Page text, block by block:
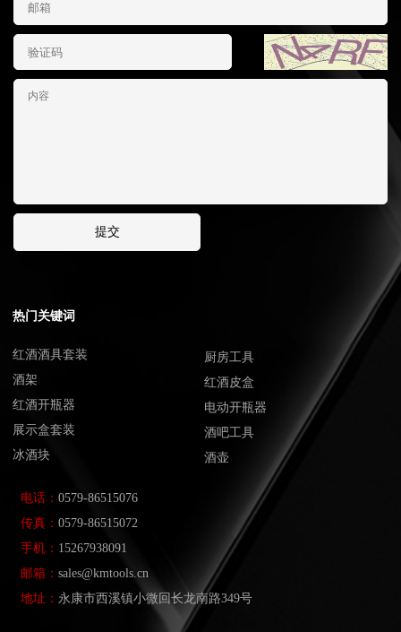
提交
热门关键词
红酒酒具套装
酒架
红酒开瓶器
展示盒套装
冰酒块
厨房工具
红酒皮盒
电动开瓶器
酒吧工具
酒壶
电话： 0579-86515076
传真： 0579-86515072
手机： 15267938091
邮箱： sales@kmtools.cn
地址： 永康市西溪镇小微回长龙南路349号